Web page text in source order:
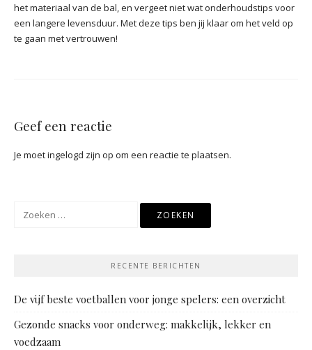
het materiaal van de bal, en vergeet niet wat onderhoudstips voor
een langere levensduur. Met deze tips ben jij klaar om het veld op
te gaan met vertrouwen!
Geef een reactie
Je moetingelogd zijn op om een reactie te plaatsen.
Zoeken
RECENTE BERICHTEN
De vijf beste voetballen voor jonge spelers: een overzicht
Gezonde snacks voor onderweg: makkelijk, lekker en
voedzaam